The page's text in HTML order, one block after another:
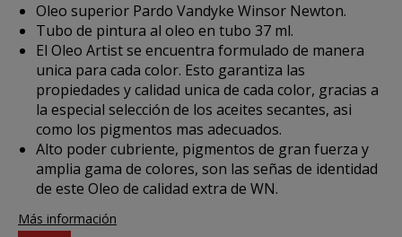
Oleo superior Pardo Vandyke Winsor Newton.
Tubo de pintura al oleo en tubo 37 ml.
El Oleo Artist se encuentra formulado de manera
unica para cada color. Esto garantiza las
propiedades y calidad unica de cada color, gracias a
la especial selección de los aceites secantes, asi
como los pigmentos mas adecuados.
Alto poder cubriente, pigmentos de gran fuerza y
amplia gama de colores, son las señas de identidad
de este Oleo de calidad extra de WN.
Más información